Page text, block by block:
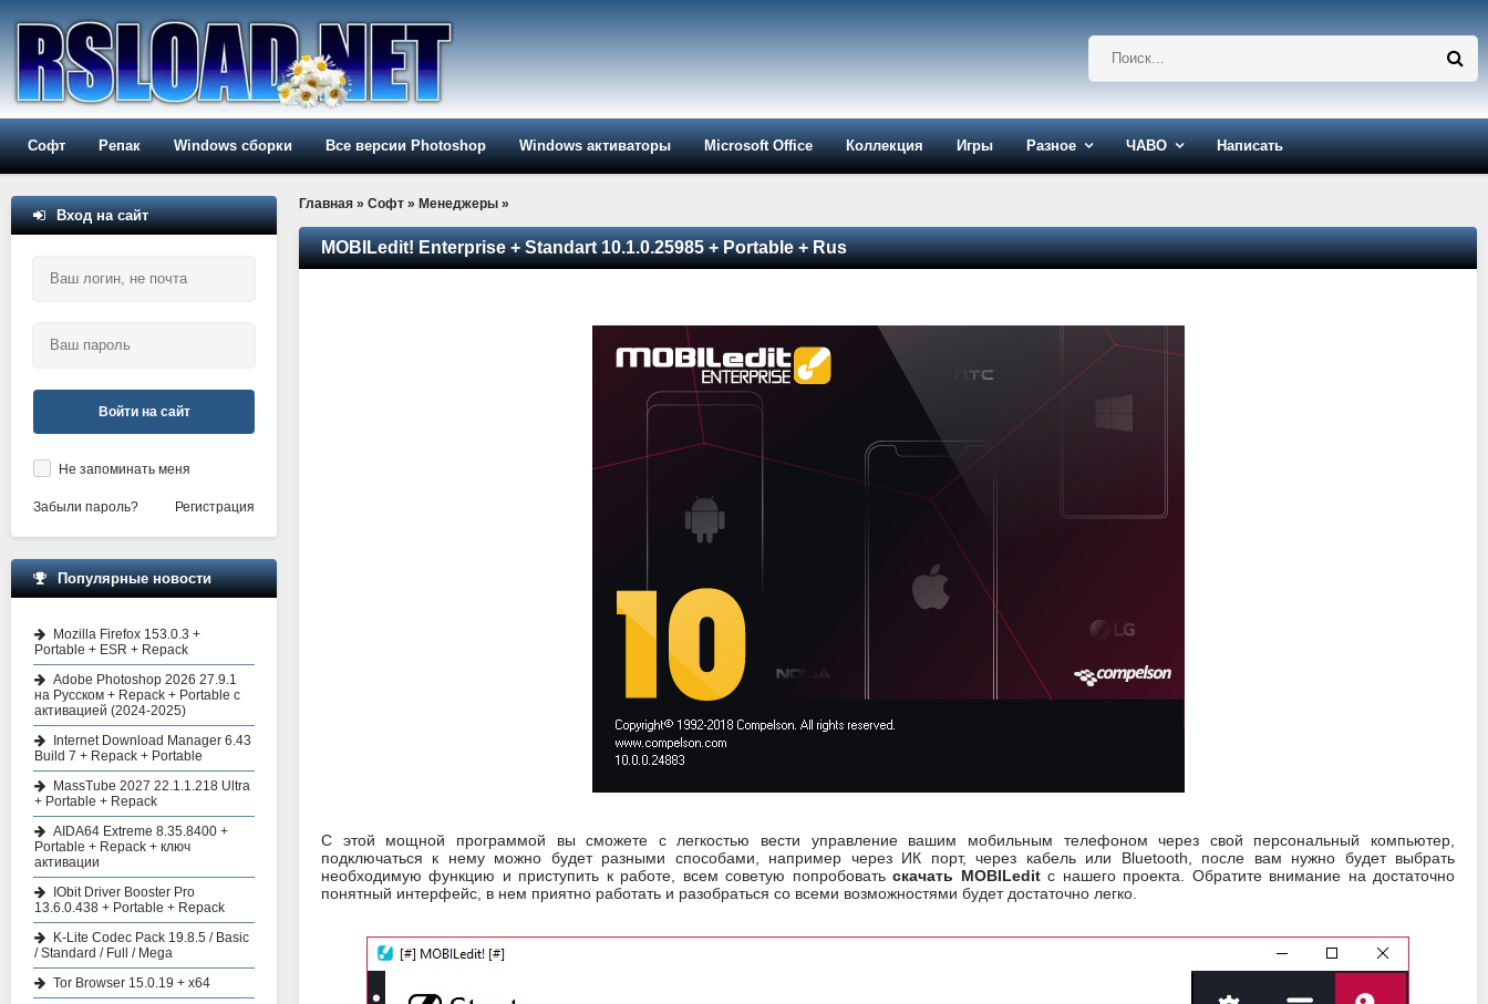
Софт Репак Windows сборки Все версии Photoshop Windows активаторы Microsoft Office Коллекция Игры Разное ЧАВО Написать
Главная » Софт » Менеджеры »
MOBILedit! Enterprise + Standart 10.1.0.25985 + Portable + Rus
С этой мощной программой вы сможете с легкостью вести управление вашим мобильным телефоном через свой персональный компьютер,
подключаться к нему можно будет разными способами, например через ИК порт, через кабель или Bluetooth, после вам нужно будет выбрать
необходимую функцию и приступить к работе, всем советую попробоватьскачать MOBILeditс нашего проекта. Обратите внимание на достаточно
понятный интерфейс, в нем приятно работать и разобраться со всеми возможностями будет достаточно легко.
Вход на сайт
Войти на сайт
Не запоминать меня
Забыли пароль? Регистрация
Популярные новости
Mozilla Firefox 153.0.3 +
Portable + ESR + Repack
Adobe Photoshop 2026 27.9.1
на Русском + Repack + Portable с
активацией (2024-2025)
Internet Download Manager 6.43
Build 7 + Repack + Portable
MassTube 2027 22.1.1.218 Ultra
+ Portable + Repack
AIDA64 Extreme 8.35.8400 +
Portable + Repack + ключ
активации
IObit Driver Booster Pro
13.6.0.438 + Portable + Repack
K-Lite Codec Pack 19.8.5 / Basic
/ Standard / Full / Mega
Tor Browser 15.0.19 + x64